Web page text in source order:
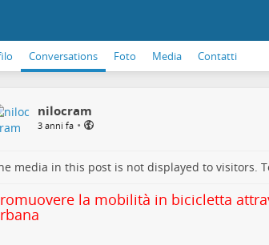
Conversations Foto Media Contatti
nilocram
3 anni fa •
media in this post is not displayed to visitors.
la mobilità in bicicletta